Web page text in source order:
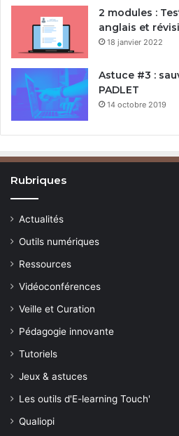
2 modules :
anglais et
18 janvier 2022
Astuce #3 :
PADLET
14 octobre 2019
Rubriques
Actualités
Outils numériques
Ressources
Vidéoconférences
Veille et Curation
Pédagogie innovante
Tutoriels
Jeux & astuces
Les outils d'E-learning Touch'
Qualiopi